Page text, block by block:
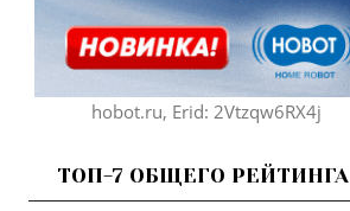
hobot.ru, Erid: 2Vtzqw6RX4j
ТОП-7 ОБЩЕГО РЕЙТИНГА